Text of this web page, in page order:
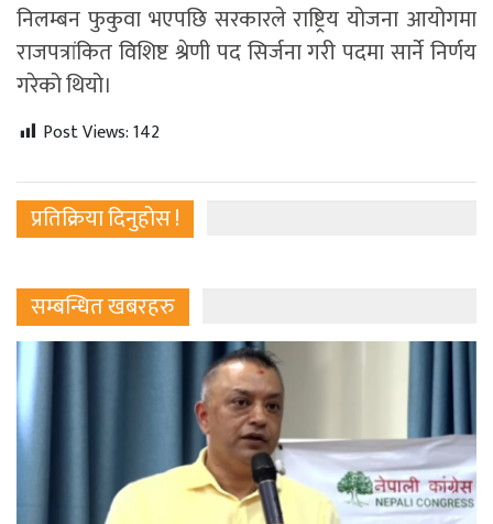
निलम्बन फुकुवा भएपछि सरकारले राष्ट्रिय योजना आयोगमा
राजपत्रांकित विशिष्ट श्रेणी पद सिर्जना गरी पदमा सार्ने निर्णय
गरेको थियो।
Post Views:142
प्रतिक्रिया दिनुहोस !
सम्बन्धित खबरहरु